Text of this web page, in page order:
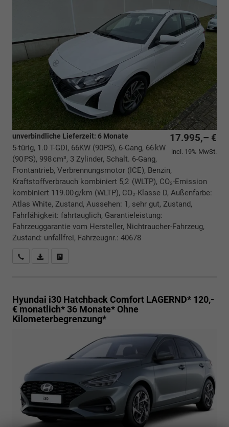
17.995,– €
incl. 19% MwSt.
unverbindliche Lieferzeit: 6 Monate
5-türig, 1.0 T-GDI, 66KW (90PS), 6-Gang, 66 kW
(90 PS), 998 cm³, 3 Zylinder, Schalt. 6-Gang,
Frontantrieb, Verbrennungsmotor (ICE), Benzin,
Kraftstoffverbrauch kombiniert 5,2 (WLTP), CO₂-Emission
kombiniert 119.00 g/km (WLTP), CO₂-Klasse D, Außenfarbe:
Atlas White, Zustand, Aussehen: 1, sehr gut, Zustand,
Fahrfähigkeit: fahrtauglich, Garantieleistung:
Fahrzeuggarantie vom Hersteller, Nichtraucher-Fahrzeug,
Zustand: unfallfrei, Fahrzeugnr.: 40678
Rückrufbitte absenden
PDF-Datei, Fahrzeugexposé drucken
Hyundai i30 HatchbackComfort LAGERND* 120,-
€ monatlich* 36 Monate* Ohne
Kilometerbegrenzung*